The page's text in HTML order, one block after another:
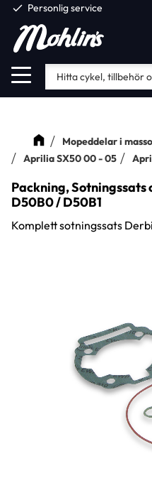
Meny
check Personlig service
Mopeddelar i
Aprilia SX50 00 - 05
Packning,
D50B0 / D50B1
Komplett sotningssats Derbi